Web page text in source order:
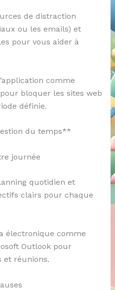
de distraction
ou les emails) et
pour vous aider à
comme
bloquer les sites web
définie.
du temps**
journée
quotidien et
clairs pour chaque
électronique comme
Outlook pour
et réunions.